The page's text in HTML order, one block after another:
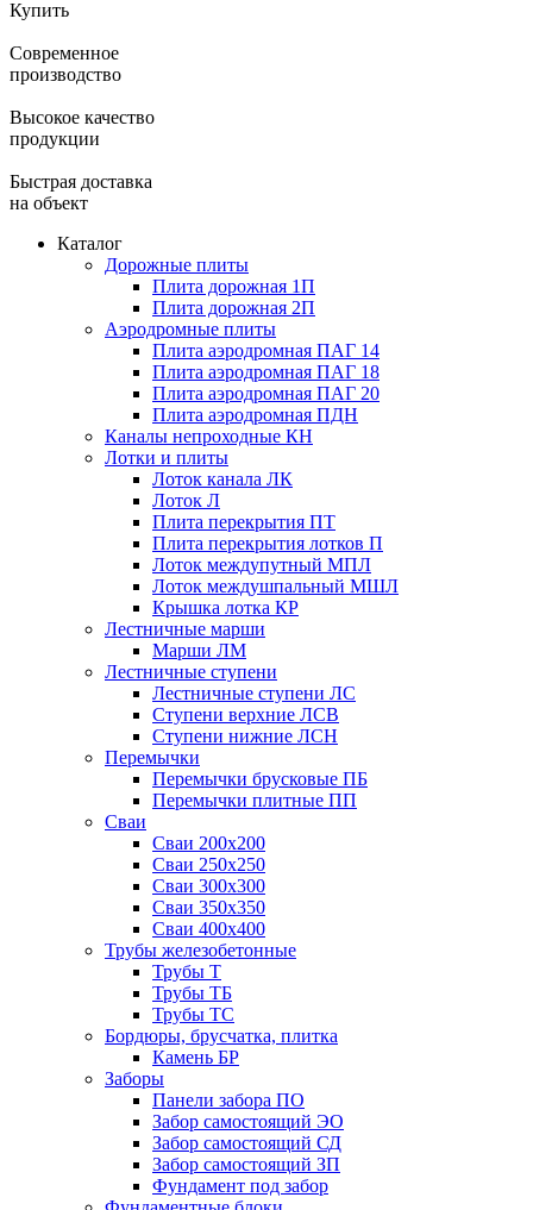
Купить
Современное
производство
Высокое качество
продукции
Быстрая доставка
на объект
Каталог
Дорожные плиты
Плита дорожная 1П
Плита дорожная 2П
Аэродромные плиты
Плита аэродромная ПАГ 14
Плита аэродромная ПАГ 18
Плита аэродромная ПАГ 20
Плита аэродромная ПДН
Каналы непроходные КН
Лотки и плиты
Лоток канала ЛК
Лоток Л
Плита перекрытия ПТ
Плита перекрытия лотков П
Лоток междупутный МПЛ
Лоток междушпальный МШЛ
Крышка лотка КР
Лестничные марши
Марши ЛМ
Лестничные ступени
Лестничные ступени ЛС
Ступени верхние ЛСВ
Ступени нижние ЛСН
Перемычки
Перемычки брусковые ПБ
Перемычки плитные ПП
Сваи
Сваи 200х200
Сваи 250х250
Сваи 300х300
Сваи 350х350
Сваи 400х400
Трубы железобетонные
Трубы Т
Трубы ТБ
Трубы ТС
Бордюры, брусчатка, плитка
Камень БР
Заборы
Панели забора ПО
Забор самостоящий ЭО
Забор самостоящий СД
Забор самостоящий ЗП
Фyндамент под забор